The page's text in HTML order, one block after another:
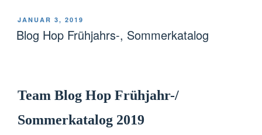
VERÖFFENTLICHT
AM
JANUAR 3, 2019
Blog Hop Frühjahrs-, Sommerkatalog
Team Blog Hop Frühjahr-/
Sommerkatalog 2019